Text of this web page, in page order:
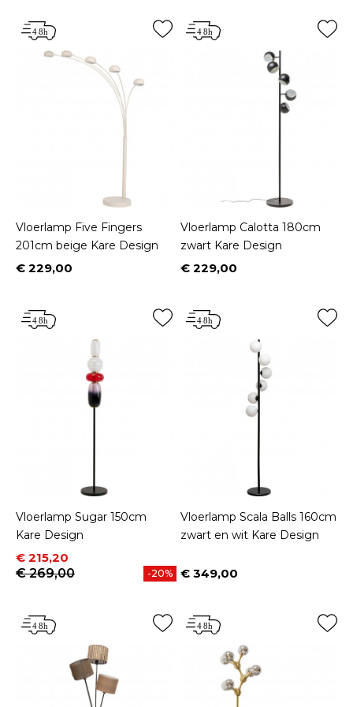
Vloerlamp Five Fingers
201cm beige Kare Design
Prijs
€ 229,00
Vloerlamp Calotta 180cm
zwart Kare Design
Prijs
€ 229,00
Vloerlamp Sugar 150cm
Kare Design
Prijs
€ 215,20
Normale prijs
€ 269,00
-20%
Vloerlamp Scala Balls 160cm
zwart en wit Kare Design
Prijs
€ 349,00